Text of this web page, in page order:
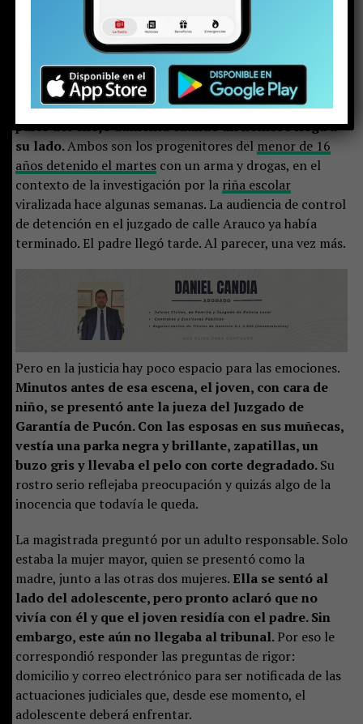
contener las lágrimas. Pero la mayor no puede.
gota brota de sus ojos y rueda lentamente por su
mejilla, enrojecida por el frío invierno puconino. Su
rostro está endurecido. Se nota rabia, enojo e
impotencia. Quizás todo al mismo tiempo. Pero la
parte del enojo aumenta cuando un hombre llega a
su lado.Ambos son los progenitores del menor de 16
años detenido el martescon un arma y drogas, en el
contexto de la investigación por la riña escolar
viralizada hace algunas semanas. La audiencia de control
de detención en el juzgado de calle Arauco ya había
terminado. El padre llegó tarde. Al parecer, una vez más.
Pero en la justicia hay poco espacio para las emociones.
Minutos antes de esa escena, el joven, con cara de
niño, se presentó ante la jueza del Juzgado de
Garantía de Pucón. Con las esposas en sus muñecas,
vestía una parka negra y brillante, zapatillas, un
buzo gris y llevaba el pelo con corte degradado.Su
rostro serio reflejaba preocupación y quizás algo de la
inocencia que todavía le queda.
La magistrada preguntó por un adulto responsable. Solo
estaba la mujer mayor, quien se presentó como la
madre, junto a las otras dos mujeres. Ella se sentó al
lado del adolescente, pero pronto aclaró que no
vivía con él y que el joven residía con el padre. Sin
embargo, este aún no llegaba al tribunal.Por eso le
correspondió responder las preguntas de rigor:
domicilio y correo electrónico para ser notificada de las
actuaciones judiciales que, desde ese momento, el
adolescente deberá enfrentar.